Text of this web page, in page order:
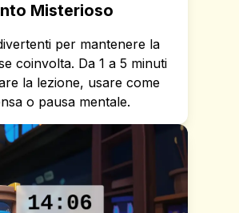
Misterioso
per mantenere la
coinvolta. Da 1 a 5 minuti
la lezione, usare come
o pausa mentale.